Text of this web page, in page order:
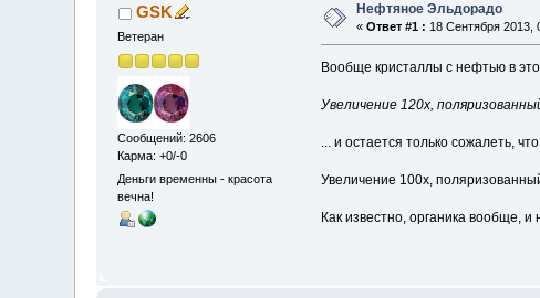
GSK
Ветеран
Сообщений: 2606
Карма: +0/-0
Деньги временны - красота
вечна!
Нефтяное Эльдорадо
«Ответ #1 : 18 Сентября 2013,
Вообще кристаллы с нефтью в
Увеличение 120х,
... и остается только сожалеть,
Увеличение 100х,
Как известно, органика вообще,